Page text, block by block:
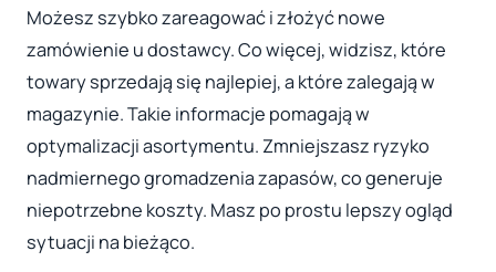
Możesz szybko zareagować i złożyć nowe
zamówienie u dostawcy. Co więcej, widzisz, które
towary sprzedają się najlepiej, a które zalegają w
magazynie. Takie informacje pomagają w
optymalizacji asortymentu. Zmniejszasz ryzyko
nadmiernego gromadzenia zapasów, co generuje
niepotrzebne koszty. Masz po prostu lepszy ogląd
sytuacji na bieżąco.